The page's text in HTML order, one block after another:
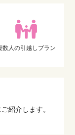
数人の引越しプラン
紹介します。